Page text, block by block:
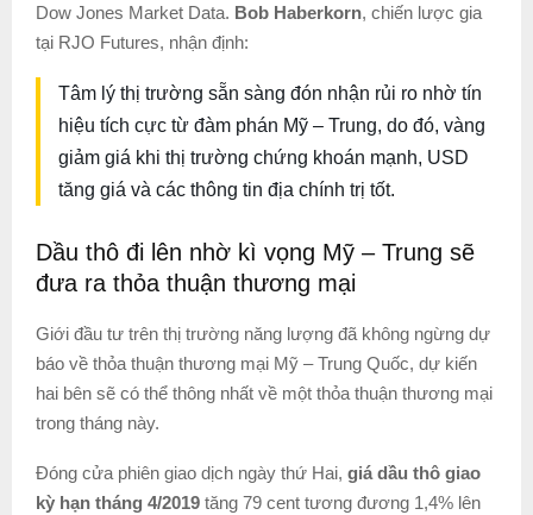
Dow Jones Market Data. Bob Haberkorn, chiến lược gia
tại RJO Futures, nhận định:
Tâm lý thị trường sẵn sàng đón nhận rủi ro nhờ tín
hiệu tích cực từ đàm phán Mỹ – Trung, do đó, vàng
giảm giá khi thị trường chứng khoán mạnh, USD
tăng giá và các thông tin địa chính trị tốt.
Dầu thô đi lên nhờ kì vọng Mỹ – Trung sẽ
đưa ra thỏa thuận thương mại
Giới đầu tư trên thị trường năng lượng đã không ngừng dự
báo về thỏa thuận thương mại Mỹ – Trung Quốc, dự kiến
hai bên sẽ có thể thông nhất về một thỏa thuận thương mại
trong tháng này.
Đóng cửa phiên giao dịch ngày thứ Hai, giá dầu thô giao
kỳ hạn tháng 4/2019 tăng 79 cent tương đương 1,4% lên